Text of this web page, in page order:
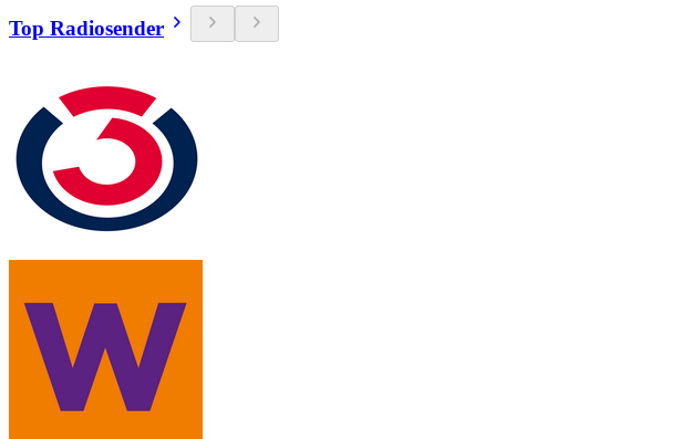
Top Radiosender